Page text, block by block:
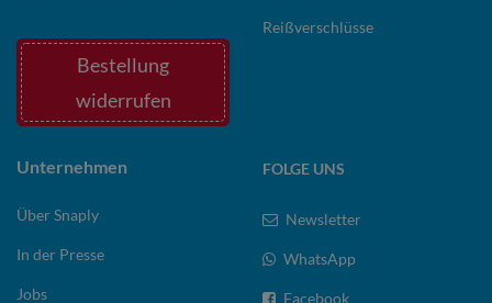
Bestellung
widerrufen
Reißverschlüsse
Unternehmen
Über Snaply
In der Presse
Jobs
FOLGE UNS
Newsletter
WhatsApp
Facebook